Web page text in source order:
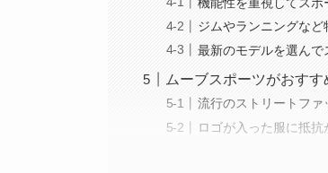
ジムやランニングな
最新のモデルを選んで
ムーブスポーツがおすす
流行のストリートファ
ロゴが入った服に抵抗